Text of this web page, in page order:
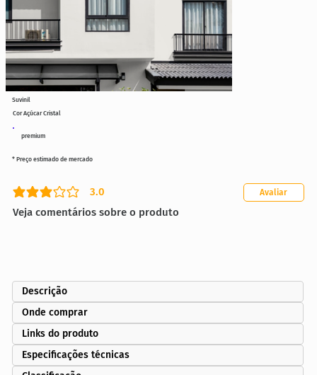
premium
Cor Açúcar Cristal
3.0
classificação média é 3 de 5
Veja comentários sobre o produto
Avaliar
* Preço estimado de mercado
Suvinil
Descrição
Onde comprar
Links do produto
Especificações técnicas